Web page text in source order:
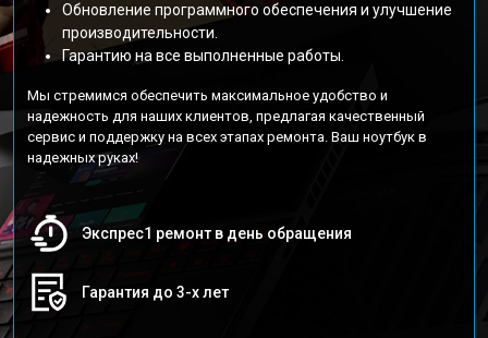
Обновление программного обеспечения и улучшение
производительности.
Гарантию на все выполненные работы.
Мы стремимся обеспечить максимальное удобство и
надежность для наших клиентов, предлагая качественный
сервис и поддержку на всех этапах ремонта. Ваш ноутбук в
надежных руках!
Экспрес1 ремонт в день обращения
Гарантия до 3-х лет